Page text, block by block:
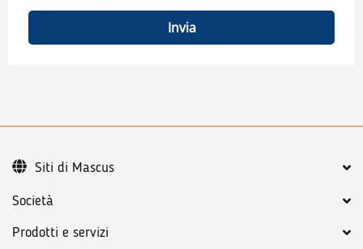
Invia
Società
Prodotti e servizi
Siti di Mascus